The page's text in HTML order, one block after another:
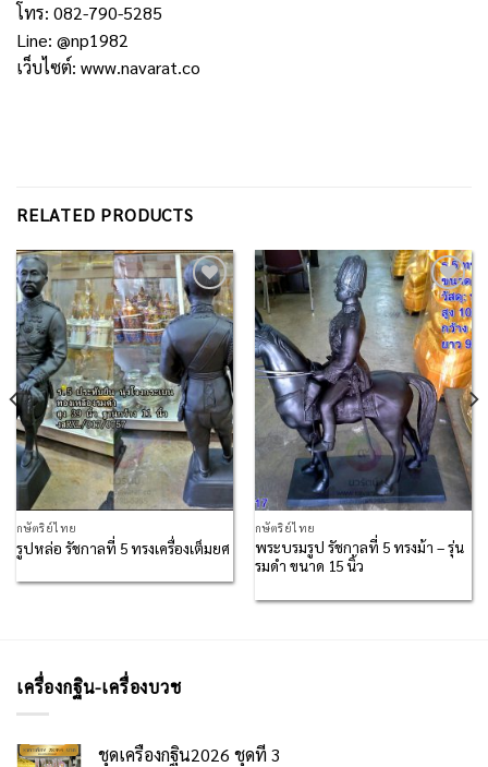
โทร: 082-790-5285
Line: @np1982
เว็บไซต์: www.navarat.co
RELATED PRODUCTS
Add to
Wishlist
กษัตริย์ไทย
รูปหล่อ รัชกาลที่ 5 ทรงเครื่องเต็มยศ
Add to
Wishlist
กษัตริย์ไทย
พระบรมรูป รัชกาลที่ 5 ทรงม้า – รุ่น
รมดำ ขนาด 15 นิ้ว
เครื่องกฐิน-เครื่องบวช
ชุดเครื่องกฐิน2026 ชุดที่ 3